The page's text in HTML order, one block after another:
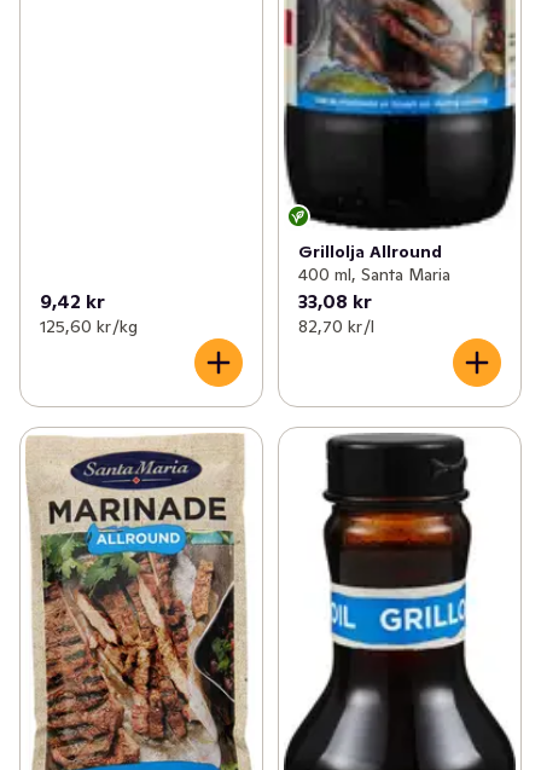
9,42 kr
125,60 kr /kg
Grillolja Allround
400 ml, Santa Maria
33,08 kr
82,70 kr /l